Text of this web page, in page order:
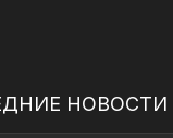
НОВОСТИ